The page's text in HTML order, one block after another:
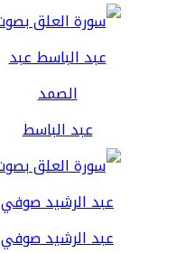
عبد الباسط
عبد الرشيد صوفي